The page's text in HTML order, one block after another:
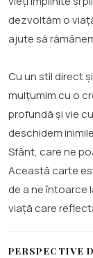
dezvoltăm o
ajute să
Cu un stil direct
mulțumim cu o
profundă și vie
deschidem
Sfânt, care ne
Această carte
de a ne întoarce
viață care
PERSPECTIVE